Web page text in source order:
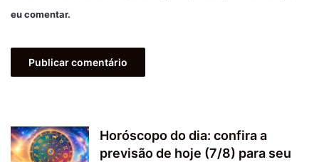
eu comentar.
Horóscopo do dia: confira a
previsão de hoje (7/8) para seu